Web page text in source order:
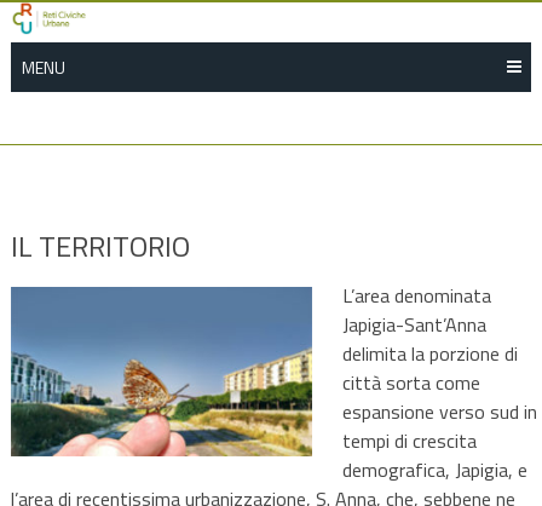
Skip
to
content
MENU
IL TERRITORIO
L’area denominata
Japigia-Sant’Anna
delimita la porzione di
città sorta come
espansione verso sud in
tempi di crescita
demografica, Japigia, e
l’area di recentissima urbanizzazione, S. Anna, che, sebbene ne